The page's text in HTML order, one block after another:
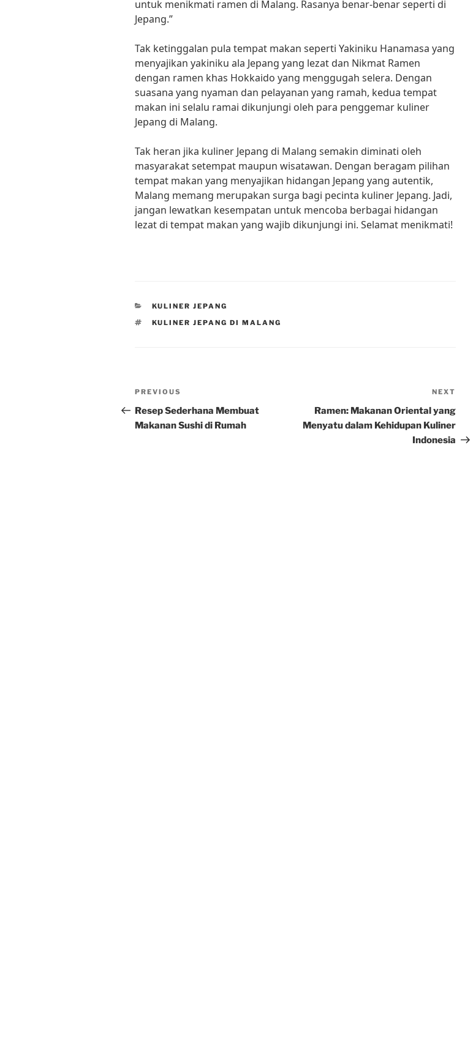
untuk menikmati ramen di Malang. Rasanya benar-benar seperti di
Jepang.”
Tak ketinggalan pula tempat makan seperti Yakiniku Hanamasa yang
menyajikan yakiniku ala Jepang yang lezat dan Nikmat Ramen
dengan ramen khas Hokkaido yang menggugah selera. Dengan
suasana yang nyaman dan pelayanan yang ramah, kedua tempat
makan ini selalu ramai dikunjungi oleh para penggemar kuliner
Jepang di Malang.
Tak heran jika kuliner Jepang di Malang semakin diminati oleh
masyarakat setempat maupun wisatawan. Dengan beragam pilihan
tempat makan yang menyajikan hidangan Jepang yang autentik,
Malang memang merupakan surga bagi pecinta kuliner Jepang. Jadi,
jangan lewatkan kesempatan untuk mencoba berbagai hidangan
lezat di tempat makan yang wajib dikunjungi ini. Selamat menikmati!
CATEGORIES
KULINER JEPANG
TAGS
KULINER JEPANG DI MALANG
Post
navigation
Previous
Post
PREVIOUS
Resep Sederhana Membuat
Makanan Sushi di Rumah
Post
NEXT
Ramen: Makanan Oriental yang
Menyatu dalam Kehidupan Kuliner
Indonesia